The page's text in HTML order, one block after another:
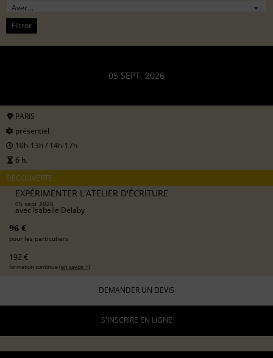
Filtrer
05 SEPT. 2026
PARIS
présentiel
10h-13h / 14h-17h
6 h.
DÉCOUVERTE
EXPÉRIMENTER L'ATELIER D'ÉCRITURE
05 sept 2026
avecIsabelle Delaby
96 €
pour les particuliers
192 €
formation continue (en savoir +)
DEMANDER UN DEVIS
S'INSCRIRE EN LIGNE